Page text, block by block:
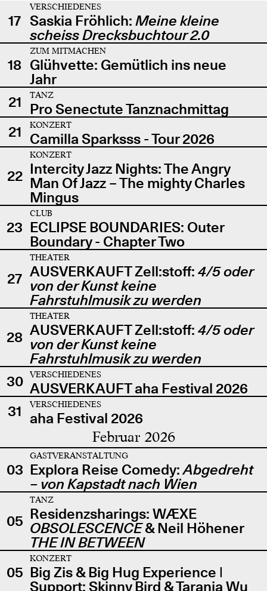
17
VERSCHIEDENES
Saskia Fröhlich: Meine kleine
scheiss Drecksbuchtour 2.0
18
ZUM MITMACHEN
Glühvette: Gemütlich ins neue
Jahr
21
TANZ
Pro Senectute Tanznachmittag
21
KONZERT
Camilla Sparksss - Tour 2026
22
KONZERT
Intercity Jazz Nights: The Angry
Man Of Jazz – The mighty Charles
Mingus
23
CLUB
ECLIPSE BOUNDARIES: Outer
Boundary - Chapter Two
27
THEATER
AUSVERKAUFT Zell:stoff: 4/5 oder
von der Kunst keine
Fahrstuhlmusik zu werden
28
THEATER
AUSVERKAUFT Zell:stoff: 4/5 oder
von der Kunst keine
Fahrstuhlmusik zu werden
30
VERSCHIEDENES
AUSVERKAUFT aha Festival 2026
31
VERSCHIEDENES
aha Festival 2026
Februar 2026
03
GASTVERANSTALTUNG
Explora Reise Comedy:Abgedreht
– von Kapstadt nach Wien
05
TANZ
Residenzsharings: WÆXE
OBSOLESCENCE& Neil Höhener
THE IN BETWEEN
05
KONZERT
Big Zis & Big Hug Experience |
Support: Skinny Bird & Taranja Wu